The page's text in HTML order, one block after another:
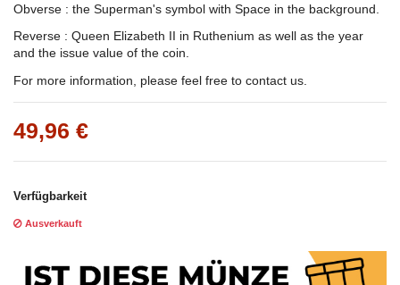
Obverse : the Superman's symbol with Space in the background.
Reverse : Queen Elizabeth II in Ruthenium as well as the year
and the issue value of the coin.
For more information, please feel free to contact us.
49,96 €
Verfügbarkeit
Ausverkauft